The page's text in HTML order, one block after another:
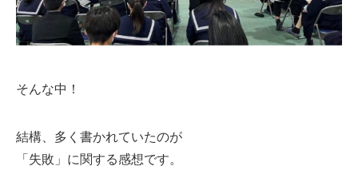
そんな中！
結構、多く書かれていたのが
「失敗」に関する感想です。